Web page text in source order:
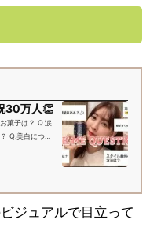
30万人👏
菓子は？ Q.涙
Q.美白につい
ジュアルで目立って